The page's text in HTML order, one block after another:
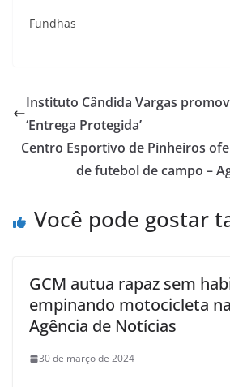
Fundhas
Instituto Cândida Vargas
‘Entrega Protegida’
Centro Esportivo de Pinheiros
de futebol de campo –
Você pode gostar
GCM autua rapaz sem
empinando motocicleta
Agência de Notícias
30 de março de 2024